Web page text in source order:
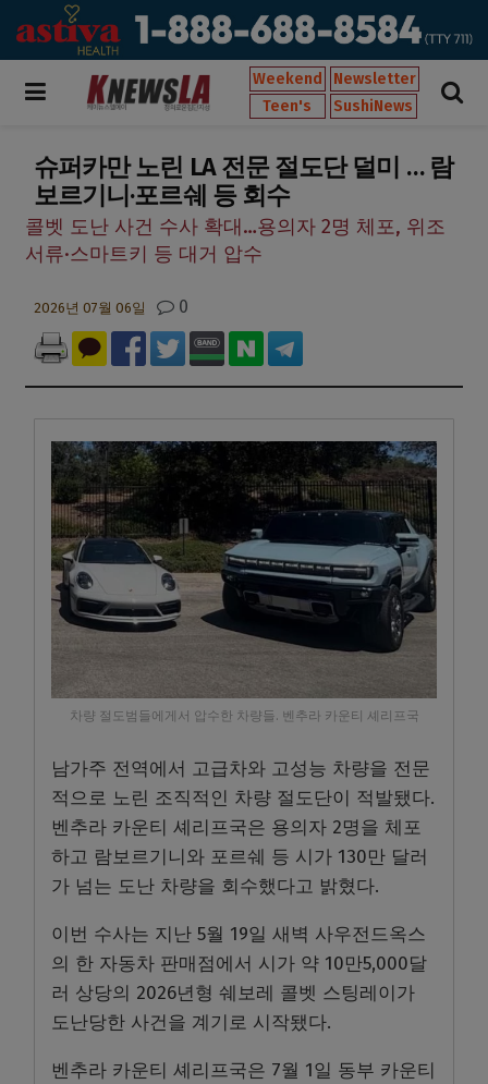
Weekend
Newsletter
Teen's
SushiNews
슈퍼카만 노린 LA 전문 절도단 덜미 … 람
보르기니·포르쉐 등 회수
콜벳 도난 사건 수사 확대…용의자 2명 체포, 위조
서류·스마트키 등 대거 압수
2026년 07월 06일 0
차량 절도범들에게서 압수한 차량들. 벤추라 카운티 셰리프국
남가주 전역에서 고급차와 고성능 차량을 전문
적으로 노린 조직적인 차량 절도단이 적발됐다.
벤추라 카운티 셰리프국은 용의자 2명을 체포
하고 람보르기니와 포르쉐 등 시가 130만 달러
가 넘는 도난 차량을 회수했다고 밝혔다.
이번 수사는 지난 5월 19일 새벽 사우전드옥스
의 한 자동차 판매점에서 시가 약 10만5,000달
러 상당의 2026년형 쉐보레 콜벳 스팅레이가
도난당한 사건을 계기로 시작됐다.
벤추라 카운티 셰리프국은 7월 1일 동부 카운티